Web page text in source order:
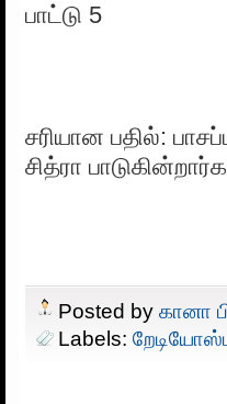
பாட்டு 5
சரியான பதில்:
சித்ரா
Posted by கானா
Labels: